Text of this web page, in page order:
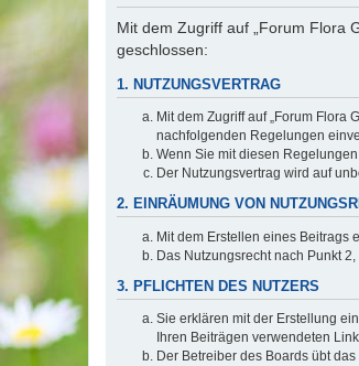
Mit dem Zugriff auf „Forum Flora
geschlossen:
1. NUTZUNGSVERTRAG
Mit dem Zugriff auf „Forum Flora
nachfolgenden Regelungen
Wenn Sie mit diesen
Der Nutzungsvertrag wird auf
2. EINRÄUMUNG VON
Mit dem Erstellen eines Beitrags
Das Nutzungsrecht nach Punkt
3. PFLICHTEN DES NUTZERS
Sie erklären mit der Erstellung
Ihren Beiträgen verwendeten
Der Betreiber des Boards übt